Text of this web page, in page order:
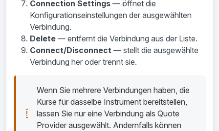
Connection Settings — öffnet die
Konfigurationseinstellungen der ausgewählten
Verbindung.
Delete — entfernt die Verbindung aus der Liste.
Connect/Disconnect — stellt die ausgewählte
Verbindung her oder trennt sie.
Wenn Sie mehrere Verbindungen haben, die
Kurse für dasselbe Instrument bereitstellen,
lassen Sie nur eine Verbindung als Quote
Provider ausgewählt. Andernfalls können